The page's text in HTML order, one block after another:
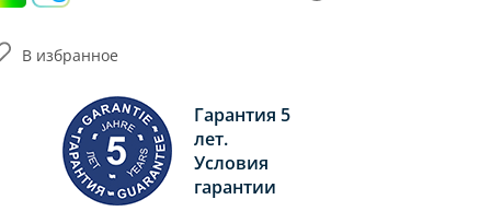
Гарантия 5
лет.
Условия
гарантии
В избранное